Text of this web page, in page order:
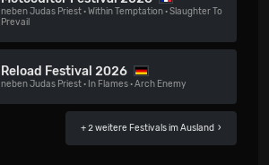
nebenJudas Priest·Within Temptation·Slaughter To
Prevail
Reload Festival 2026
nebenJudas Priest· In Flames·Arch Enemy
+ 2 weitere Festivalsim Ausland ›